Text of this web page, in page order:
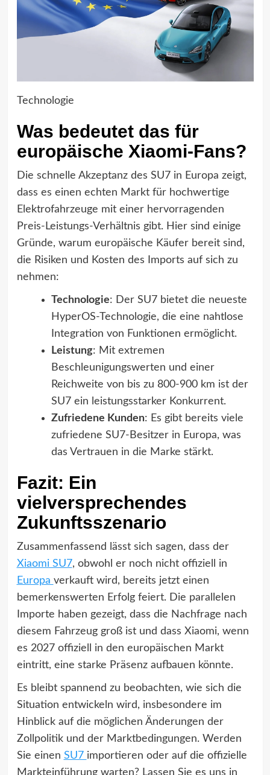
Technologie
Was bedeutet das für
europäische Xiaomi-Fans?
Die schnelle Akzeptanz des SU7 in Europa zeigt,
dass es einen echten Markt für hochwertige
Elektrofahrzeuge mit einer hervorragenden
Preis-Leistungs-Verhältnis gibt. Hier sind einige
Gründe, warum europäische Käufer bereit sind,
die Risiken und Kosten des Imports auf sich zu
nehmen:
Technologie: Der SU7 bietet die neueste
HyperOS-Technologie, die eine nahtlose
Integration von Funktionen ermöglicht.
Leistung: Mit extremen
Beschleunigungswerten und einer
Reichweite von bis zu 800-900 km ist der
SU7 ein leistungsstarker Konkurrent.
Zufriedene Kunden: Es gibt bereits viele
zufriedene SU7-Besitzer in Europa, was
das Vertrauen in die Marke stärkt.
Fazit: Ein
vielversprechendes
Zukunftsszenario
Zusammenfassend lässt sich sagen, dass der
Xiaomi SU7, obwohl er noch nicht offiziell in
Europa verkauft wird, bereits jetzt einen
bemerkenswerten Erfolg feiert. Die parallelen
Importe haben gezeigt, dass die Nachfrage nach
diesem Fahrzeug groß ist und dass Xiaomi, wenn
es 2027 offiziell in den europäischen Markt
eintritt, eine starke Präsenz aufbauen könnte.
Es bleibt spannend zu beobachten, wie sich die
Situation entwickeln wird, insbesondere im
Hinblick auf die möglichen Änderungen der
Zollpolitik und der Marktbedingungen. Werden
Sie einen SU7 importieren oder auf die offizielle
Markteinführung warten? Lassen Sie es uns in